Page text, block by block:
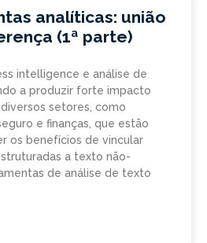
analíticas: união
(1ª parte)
intelligence e análise de
a produzir forte impacto
setores, como
e finanças, que estão
os benefícios de vincular
a texto não-
de análise de texto